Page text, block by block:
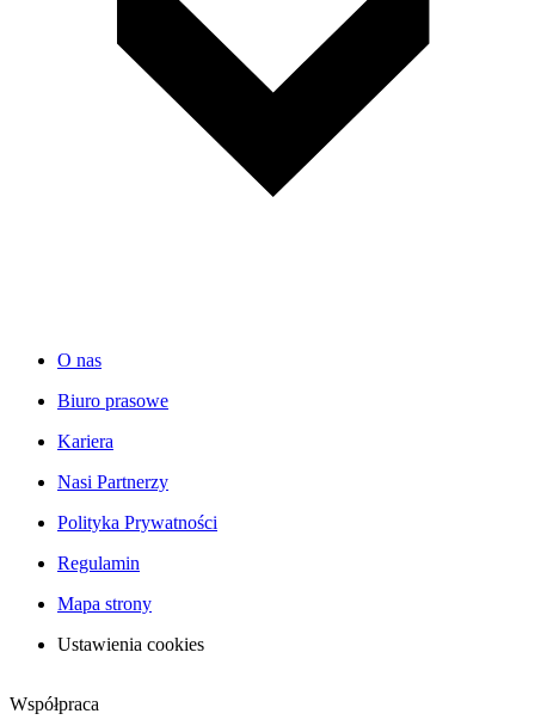
O nas
Biuro prasowe
Kariera
Nasi Partnerzy
Polityka Prywatności
Regulamin
Mapa strony
Ustawienia cookies
Współpraca